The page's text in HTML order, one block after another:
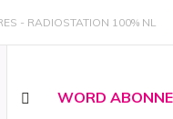
RADIOSTATION 100% NL
WORD